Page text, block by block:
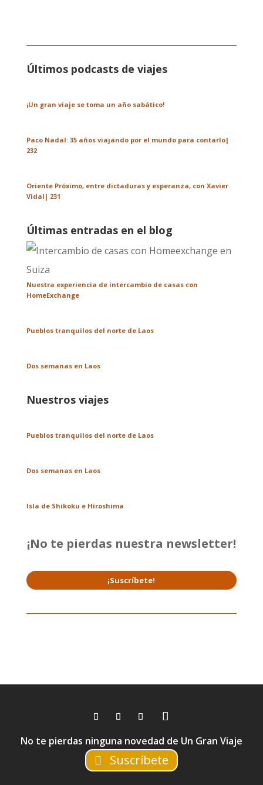
Últimos podcasts de viajes
¡Un gran viaje se toma un año sabático!
Paco Nadal: 35 años viajando por el mundo para contarlo|
232
Oriente Próximo, entre dictaduras y esperanza, con Xavier
Vidal| 231
Últimas entradas en el blog
Nuestra experiencia de intercambio de casas con
HomeExchange
Pueblos tranquilos del norte de Laos
Dos semanas en Laos
Nuestros viajes
Pueblos tranquilos del norte de Laos
Dos semanas en Laos
Isla de Shikoku e Hiroshima
¡No te pierdas nuestra newsletter!
¡Suscríbete!
No te pierdas ninguna novedad de Un Gran Viaje
Suscríbete